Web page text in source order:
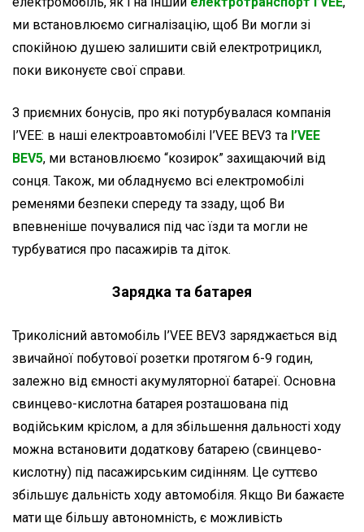
ми встановлюємо сигналізацію, щоб Ви могли зі
спокійною душею залишити свій електротрицикл,
поки виконуєте свої справи.
З приємних бонусів, про які потурбувалася компанія
I’VEE: в наші електроавтомобілі I’VEE BEV3 та I’VEE
BEV5, ми встановлюємо “козирок” захищаючий від
сонця. Також, ми обладнуємо всі електромобілі
ременями безпеки спереду та ззаду, щоб Ви
впевненіше почувалися під час їзди та могли не
турбуватися про пасажирів та діток.
Зарядка та батарея
Триколісний автомобіль I’VEE BEV3 заряджається від
звичайної побутової розетки протягом 6-9 годин,
залежно від ємності акумуляторної батареї. Основна
свинцево-кислотна батарея розташована під
водійським кріслом, а для збільшення дальності ходу
можна встановити додаткову батарею (свинцево-
кислотну) під пасажирським сидінням. Це суттєво
збільшує дальність ходу автомобіля. Якщо Ви бажаєте
мати ще більшу автономність, є можливість